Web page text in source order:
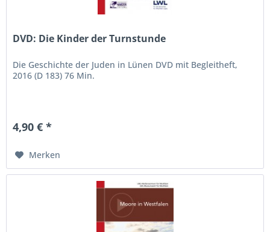
DVD: Die Kinder der Turnstunde
Die Geschichte der Juden in Lünen DVD mit Begleitheft,
2016 (D 183) 76 Min.
4,90 € *
Merken